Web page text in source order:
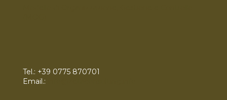
Tel.: +39 0775 870701
Email.: